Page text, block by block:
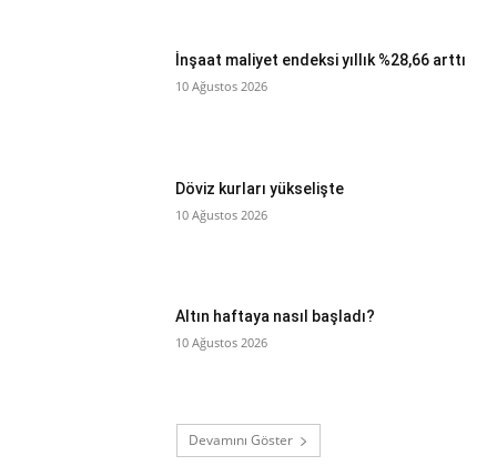
İnşaat maliyet endeksi yıllık %28,66 arttı
10 Ağustos 2026
Döviz kurları yükselişte
10 Ağustos 2026
Altın haftaya nasıl başladı?
10 Ağustos 2026
Devamını Göster